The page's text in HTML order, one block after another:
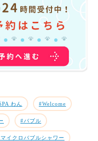
わん #Welcome
#バブル
イクロバブルシャワー